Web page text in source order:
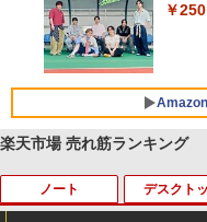
リン
￥
￥250
【
ET
薬屋
ンガ
楽天市場 売れ筋ランキング
ノート デスクト